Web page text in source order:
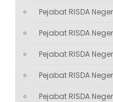
Pejabat RISDA
Pejabat RISDA
Pejabat RISDA
Pejabat RISDA
Pejabat RISDA